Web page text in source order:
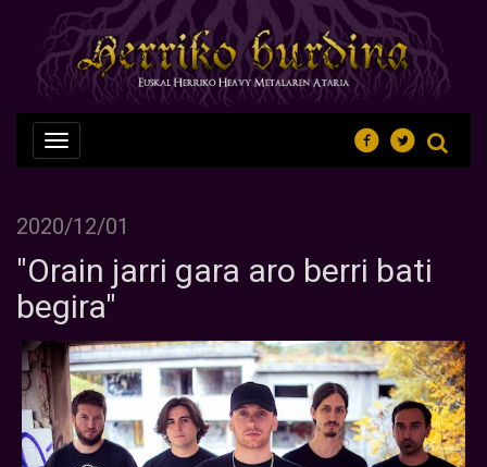
Nabegazioa
ireki
2020/12/01
"Orain jarri gara aro berri bati
begira"